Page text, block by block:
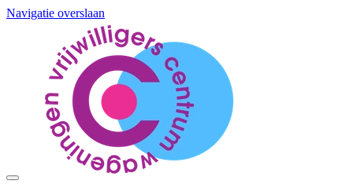
Navigatie overslaan